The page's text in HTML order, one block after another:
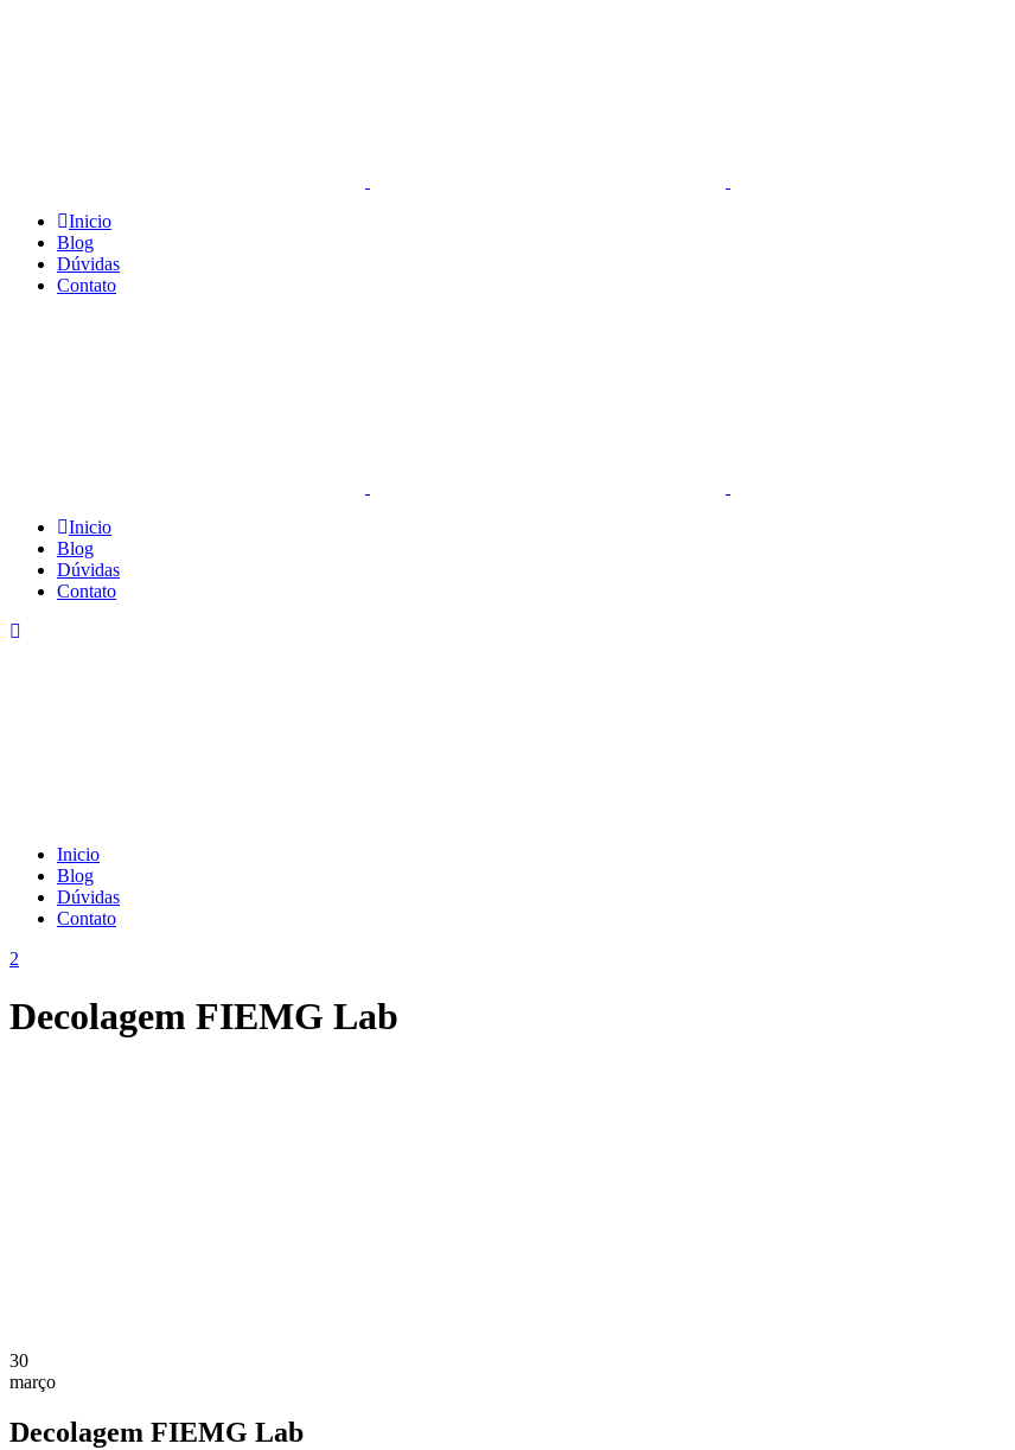
Inicio
Blog
Dúvidas
Contato
Inicio
Blog
Dúvidas
Contato
Inicio
Blog
Dúvidas
Contato
Decolagem FIEMG Lab
30
março
Decolagem FIEMG Lab